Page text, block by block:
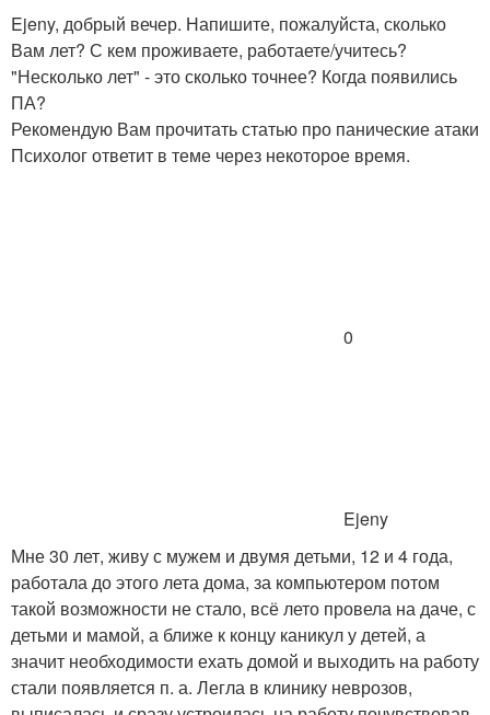
Ejeny, добрый вечер. Напишите, пожалуйста, сколько
Вам лет? С кем проживаете, работаете/учитесь?
"Несколько лет" - это сколько точнее? Когда появились
ПА?
Рекомендую Вам прочитать статью про панические атаки
Психолог ответит в теме через некоторое время.
0
Ejeny
Мне 30 лет, живу с мужем и двумя детьми, 12 и 4 года,
работала до этого лета дома, за компьютером потом
такой возможности не стало, всё лето провела на даче, с
детьми и мамой, а ближе к концу каникул у детей, а
значит необходимости ехать домой и выходить на работу
стали появляется п. а. Легла в клинику неврозов,